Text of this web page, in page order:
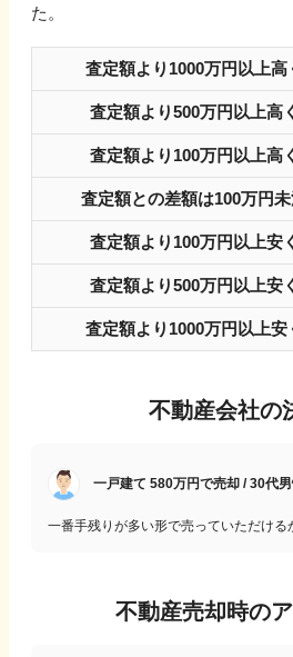
た。
査定額より1000万円以上高
査定額より500万円以上高
査定額より100万円以上高
査定額との差額は100万円
査定額より100万円以上安
査定額より500万円以上安
査定額より1000万円以上安
不動産会社の
一戸建て 580万円で売却 / 30代
不動産売却時の